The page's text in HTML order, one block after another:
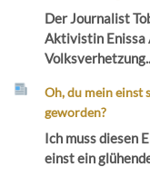
Der Journalist
Aktivistin Enissa
Oh, du mein einst
geworden?
Ich muss diesen
einst ein